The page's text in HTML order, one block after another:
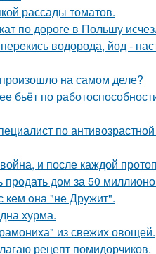
рассады томатов.
по дороге в Польшу
водорода, йод -
на самом деле?
бьёт по
по
и после каждой
продать дом за 50
кем oна "не Дрyжит".
хурма.
из свежих овощей.
рецепт помидорчиков.